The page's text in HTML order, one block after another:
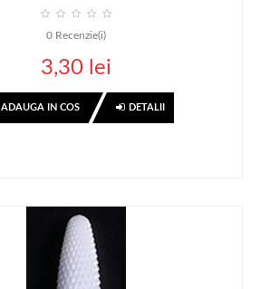
0 Recenzie(i)
3,30 lei
ADAUGA IN COS DETALII